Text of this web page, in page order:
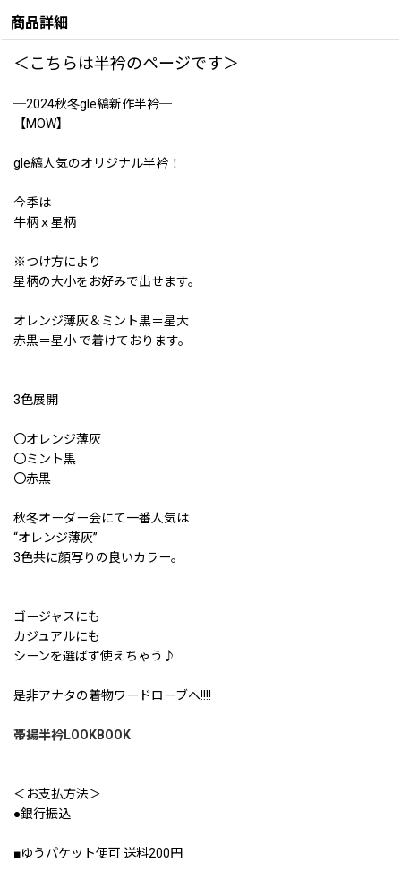
商品詳細
＜こちらは半衿のページです＞
─2024秋冬gle縞新作半衿─
【MOW】
gle縞人気のオリジナル半衿！
今季は
牛柄ｘ星柄
※つけ方により
星柄の大小をお好みで出せます。
オレンジ薄灰＆ミント黒＝星大
赤黒＝星小 で着けております。
3色展開
〇オレンジ薄灰
〇ミント黒
〇赤黒
秋冬オーダー会にて一番人気は
“オレンジ薄灰”
3色共に顔写りの良いカラー。
ゴージャスにも
カジュアルにも
シーンを選ばず使えちゃう♪
是非アナタの着物ワードローブへ!!!!
帯揚半衿LOOKBOOK
＜お支払方法＞
●銀行振込
■ゆうパケット便可 送料200円